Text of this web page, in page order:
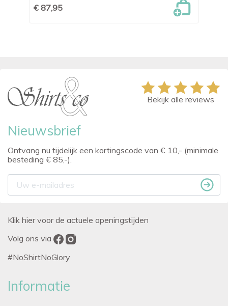
€ 87,95
Nieuwsbrief
Ontvang nu tijdelijk een kortingscode van € 10,- (minimale
besteding € 85,-).
Bekijk alle reviews
Klik hier voor de actuele openingstijden
Volg ons via
#NoShirtNoGlory
Informatie